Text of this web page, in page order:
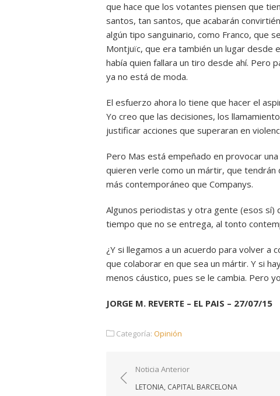
que hace que los votantes piensen que
santos, tan santos, que acabarán
algún tipo sanguinario, como Franco, que
Montjuïc, que era también un lugar desde
había quien fallara un tiro desde ahí. Pero
ya no está de moda.
El esfuerzo ahora lo tiene que hacer el
Yo creo que las decisiones, los
justificar acciones que superaran en
Pero Mas está empeñado en provocar
quieren verle como un mártir, que
más contemporáneo que Companys.
Algunos periodistas y otra gente (esos sí)
tiempo que no se entrega, al tonto
¿Y si llegamos a un acuerdo para volver a
que colaborar en que sea un mártir. Y si
menos cáustico, pues se le cambia. Pero
JORGE M. REVERTE – EL PAIS – 27/07/15
Categoría: Opinión
Navegación
de
Noticia Anterior
LETONIA, CAPITAL BARCELONA